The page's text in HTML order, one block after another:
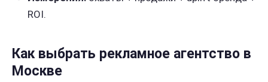
ROI.
Как выбрать рекламное агентство в
Москве